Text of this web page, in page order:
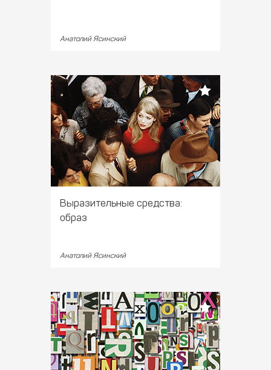
Анатолий Ясинский
Выразительные средства:
образ
Анатолий Ясинский